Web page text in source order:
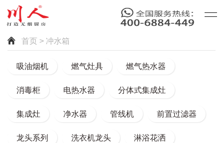
首页 > 冲水箱
吸油烟机 燃气灶具 燃气热水器
消毒柜 电热水器 分体式集成灶
集成灶 净水器 管线机 前置过滤器
龙头系列 洗衣机龙头 淋浴花洒